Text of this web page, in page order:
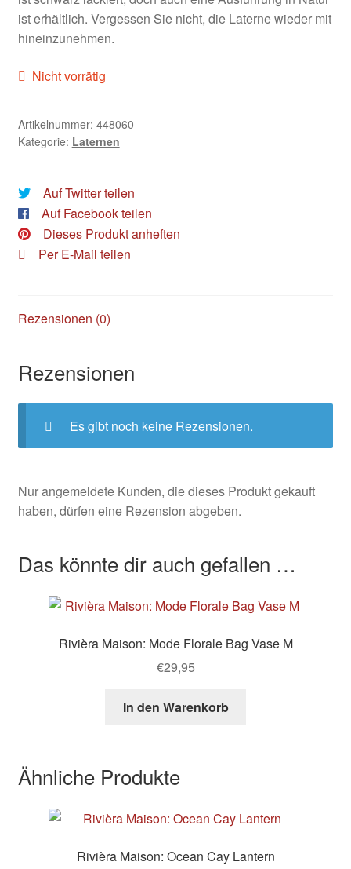
ist erhältlich. Vergessen Sie nicht, die Laterne wieder mit
hineinzunehmen.
Nicht vorrätig
Artikelnummer: 448060
Kategorie: Laternen
Auf Twitter teilen
Auf Facebook teilen
Dieses Produkt anheften
Per E-Mail teilen
Rezensionen (0)
Rezensionen
Es gibt noch keine Rezensionen.
Nur angemeldete Kunden, die dieses Produkt gekauft
haben, dürfen eine Rezension abgeben.
Das könnte dir auch gefallen …
Rivièra Maison: Mode Florale Bag Vase M
€29,95
In den Warenkorb
Ähnliche Produkte
Rivièra Maison: Ocean Cay Lantern